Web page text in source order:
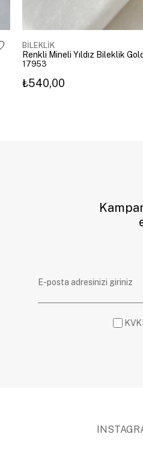
BİLEKLİK
Renkli Mineli Yıldız Bileklik Gold
17953
₺540,00